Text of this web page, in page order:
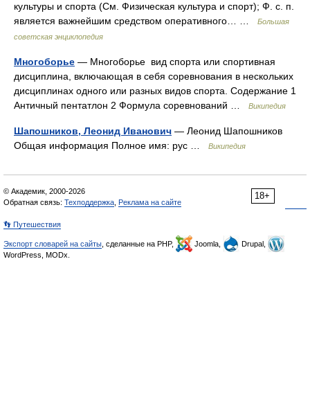
культуры и спорта (См. Физическая культура и спорт); Ф. с. п.
является важнейшим средством оперативного… …
Большая
советская энциклопедия
Многоборье — Многоборье вид спорта или спортивная
дисциплина, включающая в себя соревнования в нескольких
дисциплинах одного или разных видов спорта. Содержание 1
Античный пентатлон 2 Формула соревнований …
Википедия
Шапошников, Леонид Иванович — Леонид Шапошников
Общая информация Полное имя: рус …
Википедия
18+
© Академик, 2000-2026
Обратная связь: Техподдержка Реклама на сайте
👣 Путешествия
Экспорт словарей на сайты , сделанные на PHP, Joomla,
Drupal,
WordPress, MODx.